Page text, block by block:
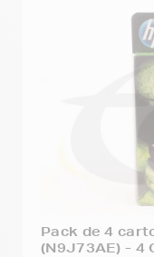
Pack de 4
(N9J73AE) - 4